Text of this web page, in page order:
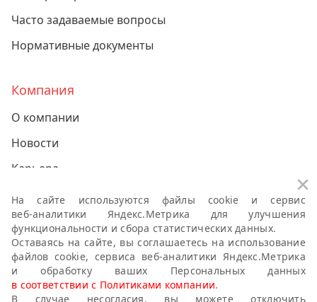
Часто задаваемые вопросы
Нормативные документы
Компания
О компании
Новости
Карьера
Контакты
Политики компании о персональных данных
Антикоррупционная политика
Правила публикации пользовательского контента
На сайте используются файлы cookie и сервис
веб-аналитики Яндекс.Метрика для улучшения
функциональности и сбора статистических данных.
Оставаясь на сайте, вы соглашаетесь на использование
файлов cookie, сервиса веб-аналитики Яндекс.Метрика
и обработку ваших Персональных данных
в соответствии с Политиками компании.
В случае несогласия, вы можете отключить